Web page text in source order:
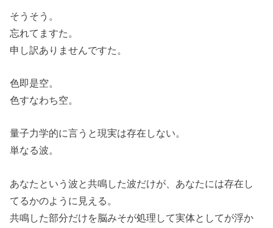
そうそう。
忘れてますた。
申し訳ありませんですた。
色即是空。
色すなわち空。
量子力学的に言うと現実は存在しない。
単なる波。
あなたという波と共鳴した波だけが、あなたには存在し
てるかのように見える。
共鳴した部分だけを脳みそが処理して実体としてが浮か